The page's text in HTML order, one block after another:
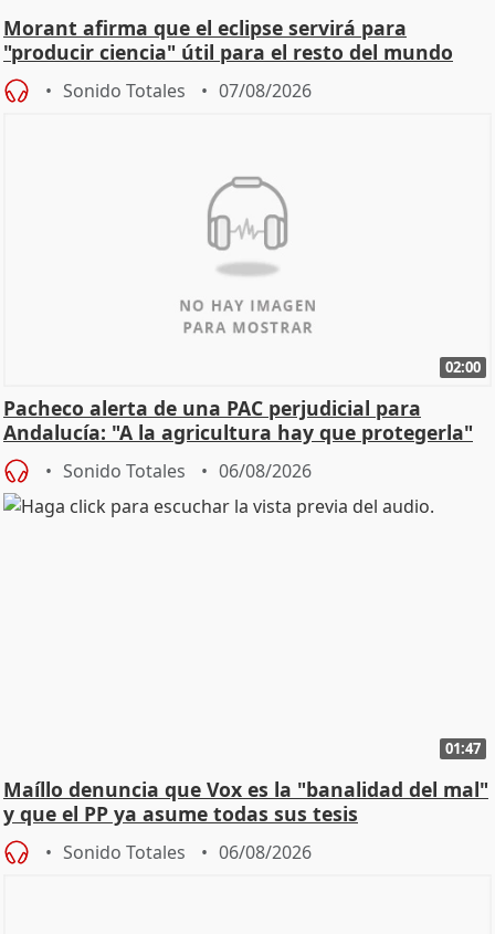
Morant afirma que el eclipse servirá para
"producir ciencia" útil para el resto del mundo
Sonido Totales 07/08/2026
02:00
Pacheco alerta de una PAC perjudicial para
Andalucía: "A la agricultura hay que protegerla"
Sonido Totales 06/08/2026
01:47
Maíllo denuncia que Vox es la "banalidad del mal"
y que el PP ya asume todas sus tesis
Sonido Totales 06/08/2026